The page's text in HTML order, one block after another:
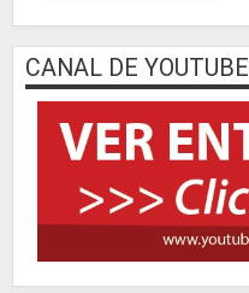
CANAL DE YOUTUBE